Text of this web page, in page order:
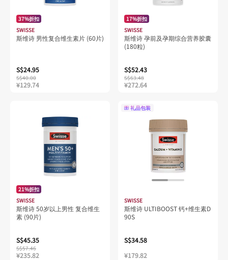
37%折扣
SWISSE
斯维诗 男性复合维生素片 (60片)
S$24.95
S$40.00
¥129.74
17%折扣
SWISSE
斯维诗 孕前及孕期综合营养胶囊
(180粒)
S$52.43
S$63.48
¥272.64
21%折扣
SWISSE
斯维诗 50岁以上男性 复合维生
素 (90片)
S$45.35
S$57.46
¥235.82
礼品包装
SWISSE
斯维诗 ULTIBOOST 钙+维生素D
90S
S$34.58
¥179.82